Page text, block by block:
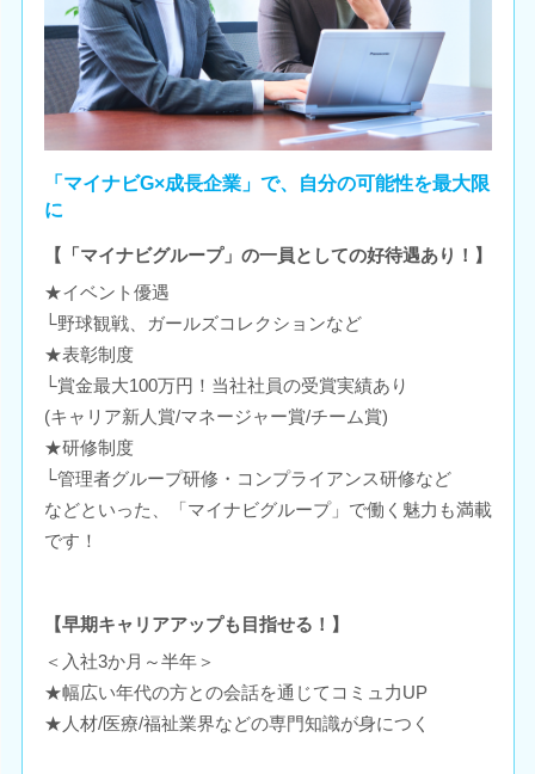
「マイナビG×成長企業」で、自分の可能性を最大限
に
【「マイナビグループ」の一員としての好待遇あり！】
★イベント優遇
└野球観戦、ガールズコレクションなど
★表彰制度
└賞金最大100万円！当社社員の受賞実績あり
(キャリア新人賞/マネージャー賞/チーム賞)
★研修制度
└管理者グループ研修・コンプライアンス研修など
などといった、「マイナビグループ」で働く魅力も満載
です！
【早期キャリアアップも目指せる！】
＜入社3か月～半年＞
★幅広い年代の方との会話を通じてコミュ力UP
★人材/医療/福祉業界などの専門知識が身につく